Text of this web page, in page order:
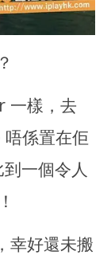
一樣，去
係置在佢
一個令人
幸好還未搬